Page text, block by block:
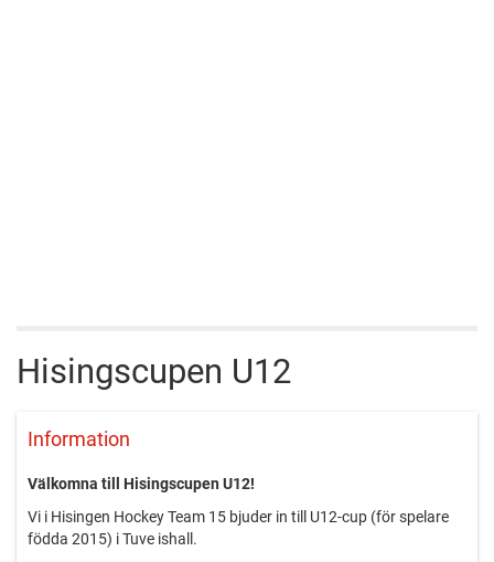
Hisingscupen U12
Information
Välkomna till Hisingscupen U12!
Vi i Hisingen Hockey Team 15 bjuder in till U12-cup (för spelare
födda 2015) i Tuve ishall.